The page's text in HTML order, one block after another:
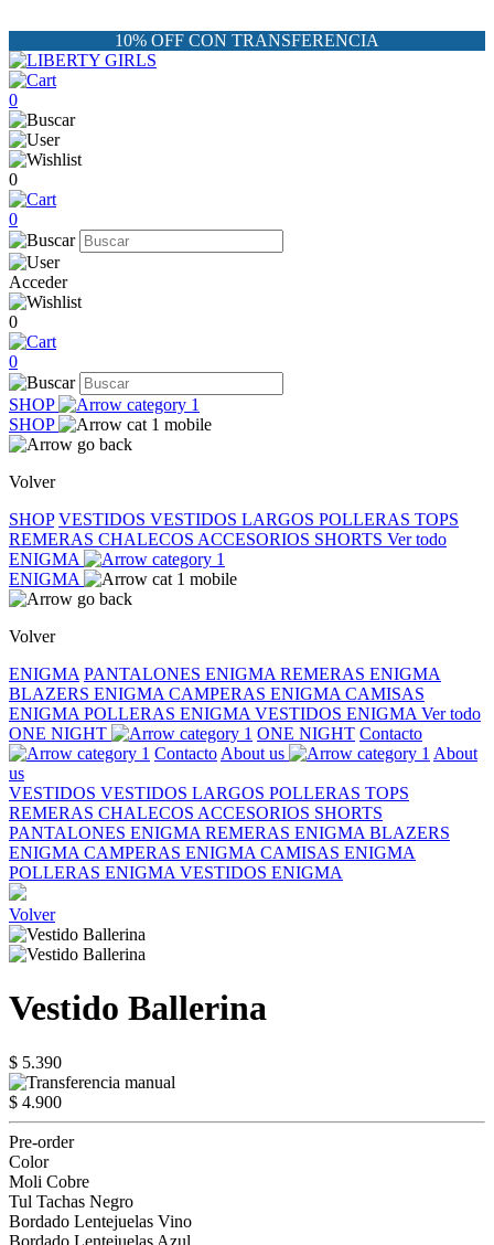
10% OFF CON TRANSFERENCIA
0
0
0
Acceder
0
0
SHOP
SHOP
Volver
SHOP VESTIDOS VESTIDOS LARGOS POLLERAS TOPS
REMERAS CHALECOS ACCESORIOS SHORTS Ver todo
ENIGMA
ENIGMA
Volver
ENIGMA PANTALONES ENIGMA REMERAS ENIGMA
BLAZERS ENIGMA CAMPERAS ENIGMA CAMISAS
ENIGMA POLLERAS ENIGMA VESTIDOS ENIGMA Ver todo
ONE NIGHT
ONE NIGHT Contacto
Contacto About us
About
us
VESTIDOS VESTIDOS LARGOS POLLERAS TOPS
REMERAS CHALECOS ACCESORIOS SHORTS
PANTALONES ENIGMA REMERAS ENIGMA BLAZERS
ENIGMA CAMPERAS ENIGMA CAMISAS ENIGMA
POLLERAS ENIGMA VESTIDOS ENIGMA
Volver
Vestido Ballerina
$ 5.390
$ 4.900
Pre-order
Color
Moli Cobre
Tul Tachas Negro
Bordado Lentejuelas Vino
Bordado Lentejuelas Azul